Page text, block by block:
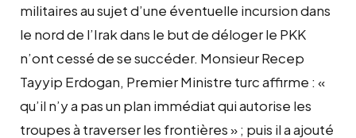
militaires au sujet d’une éventuelle incursion dans
le nord de l’Irak dans le but de déloger le PKK
n’ont cessé de se succéder. Monsieur Recep
Tayyip Erdogan, Premier Ministre turc affirme : «
qu’il n’y a pas un plan immédiat qui autorise les
troupes à traverser les frontières » ; puis il a ajouté